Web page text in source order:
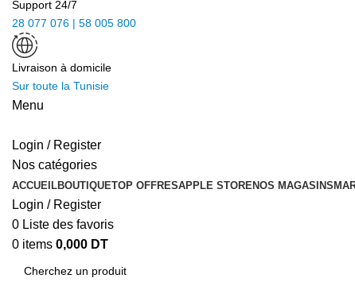
Support 24/7
28 077 076 | 58 005 800
Livraison à domicile
Sur toute la Tunisie
Menu
Login / Register
Nos catégories
ACCUEILBOUTIQUETOP OFFRESAPPLE STORENOS MAGASINS
Login / Register
0 Liste des favoris
0 items 0,000 DT